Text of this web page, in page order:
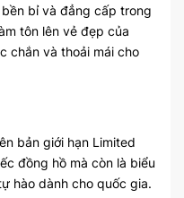
bỉ và đẳng cấp trong
tôn lên vẻ đẹp của
chắn và thoải mái cho
bản giới hạn Limited
đồng hồ mà còn là biểu
hào dành cho quốc gia.